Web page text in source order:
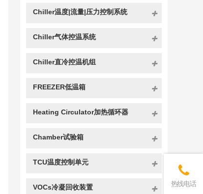
Chiller温度|流量|压力控制系统
Chiller气体控温系统
Chiller直冷控温机组
FREEZER低温箱
Heating Circulator加热循环器
Chamber试验箱
TCU温度控制单元
VOCs冷凝回收装置 热线电话